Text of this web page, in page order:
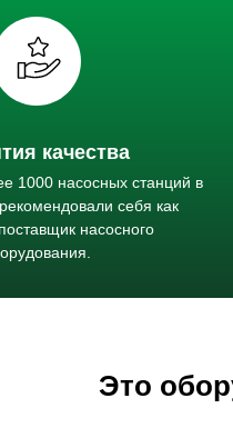
качества
1000 насосных станций в
себя как
насосного
Это